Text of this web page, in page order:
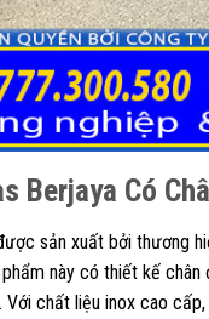
Berjaya Có
sản xuất bởi thương
này có thiết kế
chất liệu inox cao